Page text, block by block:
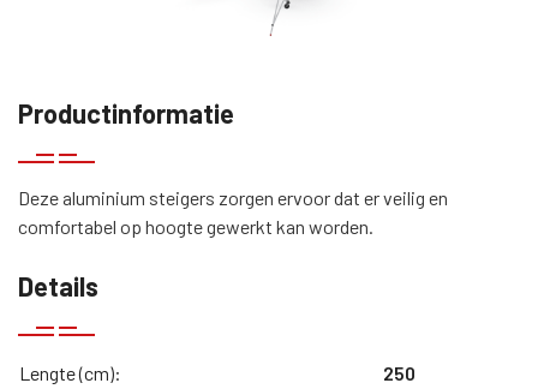
Productinformatie
Deze aluminium steigers zorgen ervoor dat er veilig en
comfortabel op hoogte gewerkt kan worden.
Details
Lengte (cm):
250